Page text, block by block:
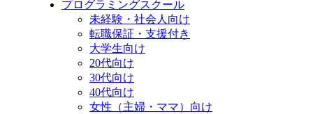
プログラミングスクール
未経験・社会人向け
転職保証・支援付き
大学生向け
20代向け
30代向け
40代向け
女性（主婦・ママ）向け